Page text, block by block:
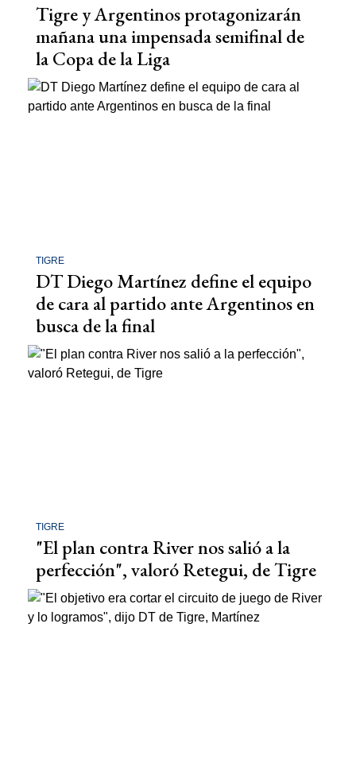
Tigre y Argentinos protagonizarán
mañana una impensada semifinal de
la Copa de la Liga
TIGRE
DT Diego Martínez define el equipo
de cara al partido ante Argentinos en
busca de la final
TIGRE
"El plan contra River nos salió a la
perfección", valoró Retegui, de Tigre